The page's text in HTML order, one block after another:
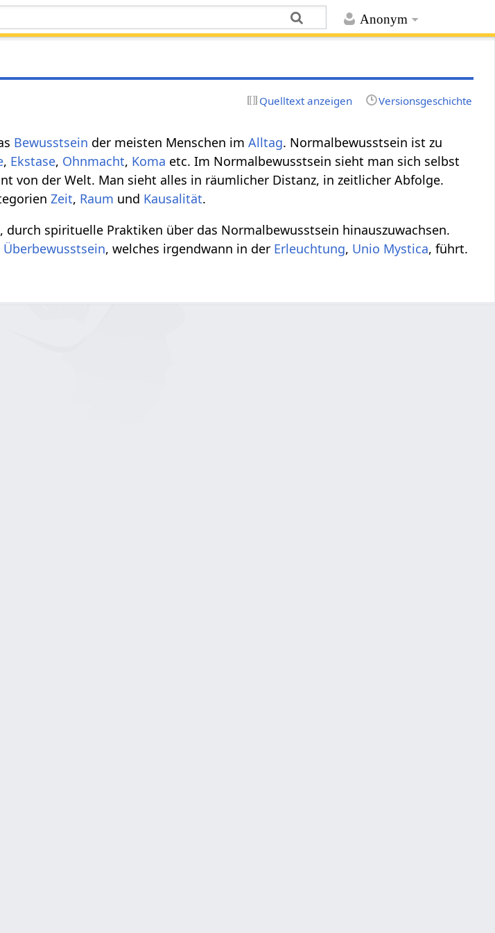
Anonym
Quelltext anzeigen Versionsgeschichte
Bewusstsein der meisten Menschen imAlltag. Normalbewusstsein ist zu
, Ekstase, Ohnmacht, Koma etc. Im Normalbewusstsein sieht man sich selbst
von der Welt. Man sieht alles in räumlicher Distanz, in zeitlicher Abfolge.
Zeit, Raum und Kausalität.
spirituelle Praktiken über das Normalbewusstsein hinauszuwachsen.
Überbewusstsein, welches irgendwann in der Erleuchtung, Unio Mystica, führt.